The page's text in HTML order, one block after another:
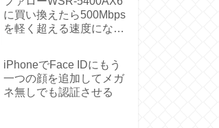
に買い換えたら500Mbps
を軽く超える速度になっ
iPhoneでFace IDにもう
一つの顔を追加してメガ
ネ無しでも認証させる